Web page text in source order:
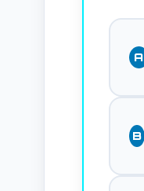
A
B